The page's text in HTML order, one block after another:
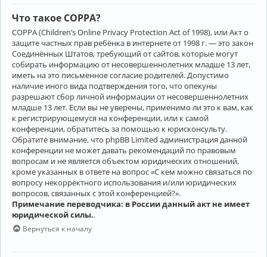
Что такое COPPA?
COPPA (Children’s Online Privacy Protection Act of 1998), или Акт о
защите частных прав ребёнка в интернете от 1998 г. — это закон
Соединённых Штатов, требующий от сайтов, которые могут
собирать информацию от несовершеннолетних младше 13 лет,
иметь на это письменное согласие родителей. Допустимо
наличие иного вида подтверждения того, что опекуны
разрешают сбор личной информации от несовершеннолетних
младше 13 лет. Если вы не уверены, применимо ли это к вам, как
к регистрирующемуся на конференции, или к самой
конференции, обратитесь за помощью к юрисконсульту.
Обратите внимание, что phpBB Limited администрация данной
конференции не может давать рекомендаций по правовым
вопросам и не является объектом юридических отношений,
кроме указанных в ответе на вопрос «С кем можно связаться по
вопросу некорректного использования и/или юридических
вопросов, связанных с этой конференцией?».
Примечание переводчика: в России данный акт не имеет
юридической силы..
Вернуться к началу